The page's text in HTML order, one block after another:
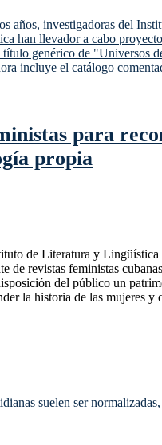
para
propia
de Literatura y
de revistas feministas
del público un
la historia de las mujeres y